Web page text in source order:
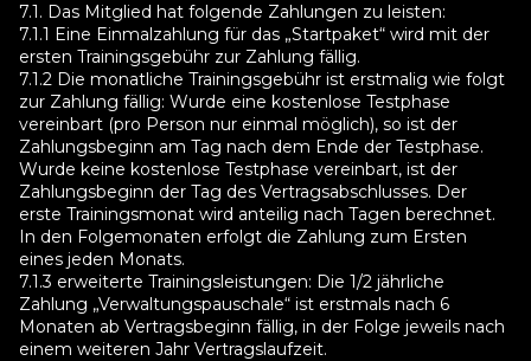
7.1. Das Mitglied hat folgende Zahlungen zu leisten:
7.1.1 Eine Einmalzahlung für das „Startpaket“ wird mit der
ersten Trainingsgebühr zur Zahlung fällig.
7.1.2 Die monatliche Trainingsgebühr ist erstmalig wie folgt
zur Zahlung fällig: Wurde eine kostenlose Testphase
vereinbart (pro Person nur einmal möglich), so ist der
Zahlungsbeginn am Tag nach dem Ende der Testphase.
Wurde keine kostenlose Testphase vereinbart, ist der
Zahlungsbeginn der Tag des Vertragsabschlusses. Der
erste Trainingsmonat wird anteilig nach Tagen berechnet.
In den Folgemonaten erfolgt die Zahlung zum Ersten
eines jeden Monats.
7.1.3 erweiterte Trainingsleistungen: Die 1/2 jährliche
Zahlung „Verwaltungspauschale“ ist erstmals nach 6
Monaten ab Vertragsbeginn fällig, in der Folge jeweils nach
einem weiteren Jahr Vertragslaufzeit.